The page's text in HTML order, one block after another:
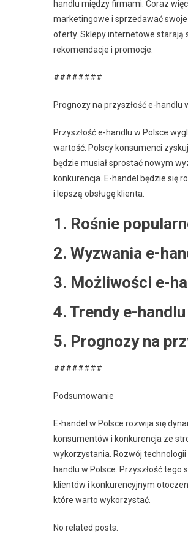
handlu między firmami. Coraz
marketingowe i sprzedawać
oferty. Sklepy internetowe starają
rekomendacje i promocje.
########
Prognozy na przyszłość e-handlu
Przyszłość e-handlu w Polsce
wartość. Polscy konsumenci
będzie musiał sprostać nowym
konkurencja. E-handel będzie się
i lepszą obsługę klienta.
1. Rośnie
2. Wyzwania e-
3. Możliwości e-
4. Trendy e-
5. Prognozy na
########
Podsumowanie
E-handel w Polsce rozwija się
konsumentów i konkurencja ze
wykorzystania. Rozwój
handlu w Polsce. Przyszłość
klientów i konkurencyjnym
które warto wykorzystać.
No related posts.